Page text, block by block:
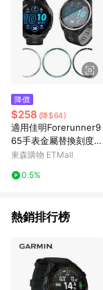
降價
$258 (降$64)
適用佳明Forerunner9
65手表金屬替換刻度不
銹鋼圈表盤保護套防摔
清保護膜曲面膜保護殼
東森購物 ETMall
0.5%
熱銷排行榜